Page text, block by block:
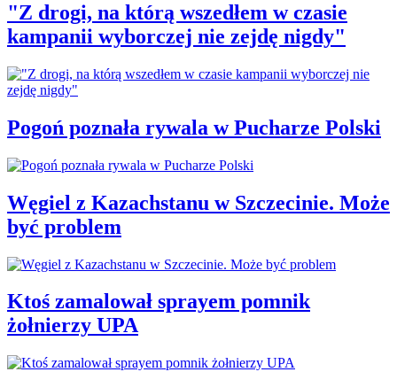
"Z drogi, na którą wszedłem w czasie
kampanii wyborczej nie zejdę nigdy"
Pogoń poznała rywala w Pucharze Polski
Węgiel z Kazachstanu w Szczecinie. Może
być problem
Ktoś zamalował sprayem pomnik
żołnierzy UPA